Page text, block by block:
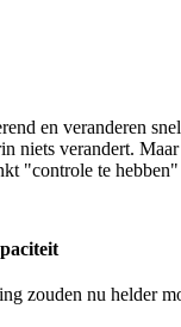
en veranderen
niets verandert.
"controle te
zouden nu helder